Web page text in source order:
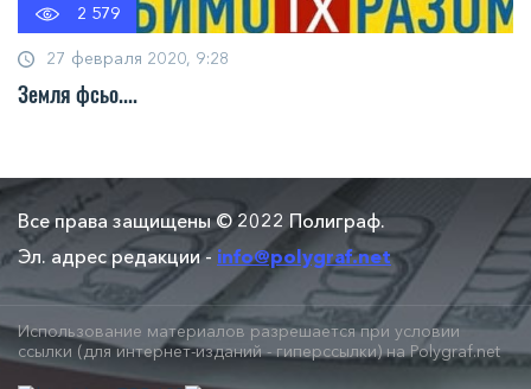
2 579
27 февраля 2020, 9:28
Земля фсьо....
Все права защищены © 2022 Полиграф.
Эл. адрес редакции - info@polygraf.net
Использование материалов разрешается при условии
ссылки (для интернет-изданий - гиперссылки) на Polygraf.net